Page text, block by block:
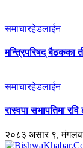
समाचारहेडलाईन
मन्त्रिपरिषद् बैठकका
समाचारहेडलाईन
रास्वपा सभापतिमा
२०८३ असार ९,